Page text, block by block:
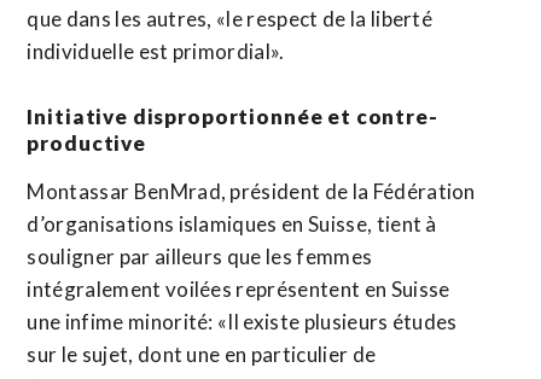
que dans les autres, «le respect de la liberté
individuelle est primordial».
Initiative disproportionnée et contre-
productive
Montassar BenMrad, président de la Fédération
d’organisations islamiques en Suisse, tient à
souligner par ailleurs que les femmes
intégralement voilées représentent en Suisse
une infime minorité: «Il existe plusieurs études
sur le sujet, dont une en particulier de